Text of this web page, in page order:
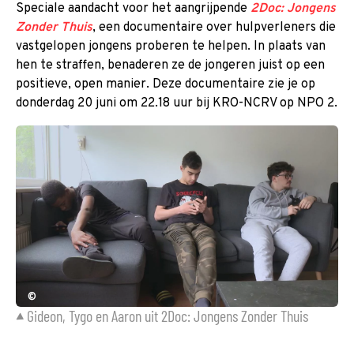
Speciale aandacht voor het aangrijpende 2Doc: Jongens
Zonder Thuis, een documentaire over hulpverleners die
vastgelopen jongens proberen te helpen. In plaats van
hen te straffen, benaderen ze de jongeren juist op een
positieve, open manier. Deze documentaire zie je op
donderdag 20 juni om 22.18 uur bij KRO-NCRV op NPO 2.
©
Gideon, Tygo en Aaron uit 2Doc: Jongens Zonder Thuis